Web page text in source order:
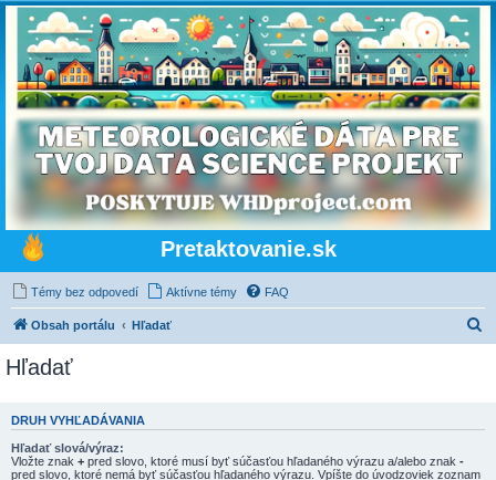
Pretaktovanie.sk
Témy bez odpovedí Aktívne témy FAQ
Obsah portálu Hľadať
a
Hľadať
DRUH VYHĽADÁVANIA
Hľadať slová/výraz:
Vložte znak + pred slovo, ktoré musí byť súčasťou hľadaného výrazu a/alebo znak -
pred slovo, ktoré nemá byť súčasťou hľadaného výrazu. Vpíšte do úvodzoviek zoznam